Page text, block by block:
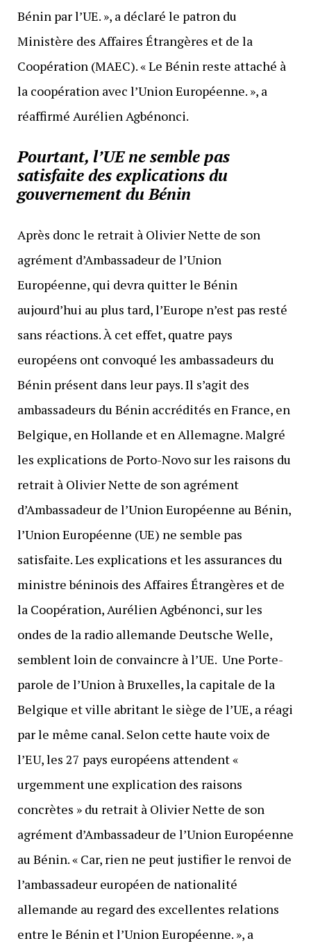
Bénin par l’UE. », a déclaré le patron du
Ministère des Affaires Étrangères et de la
Coopération (MAEC). « Le Bénin reste attaché à
la coopération avec l’Union Européenne. », a
réaffirmé Aurélien Agbénonci.
Pourtant, l’UE ne semble pas
satisfaite des explications du
gouvernement du Bénin
Après donc le retrait à Olivier Nette de son
agrément d’Ambassadeur de l’Union
Européenne, qui devra quitter le Bénin
aujourd’hui au plus tard, l’Europe n’est pas resté
sans réactions. À cet effet, quatre pays
européens ont convoqué les ambassadeurs du
Bénin présent dans leur pays. Il s’agit des
ambassadeurs du Bénin accrédités en France, en
Belgique, en Hollande et en Allemagne. Malgré
les explications de Porto-Novo sur les raisons du
retrait à Olivier Nette de son agrément
d’Ambassadeur de l’Union Européenne au Bénin,
l’Union Européenne (UE) ne semble pas
satisfaite. Les explications et les assurances du
ministre béninois des Affaires Étrangères et de
la Coopération, Aurélien Agbénonci, sur les
ondes de la radio allemande Deutsche Welle,
semblent loin de convaincre à l’UE. Une Porte-
parole de l’Union à Bruxelles, la capitale de la
Belgique et ville abritant le siège de l’UE, a réagi
par le même canal. Selon cette haute voix de
l’EU, les 27 pays européens attendent «
urgemment une explication des raisons
concrètes » du retrait à Olivier Nette de son
agrément d’Ambassadeur de l’Union Européenne
au Bénin. « Car, rien ne peut justifier le renvoi de
l’ambassadeur européen de nationalité
allemande au regard des excellentes relations
entre le Bénin et l’Union Européenne. », a